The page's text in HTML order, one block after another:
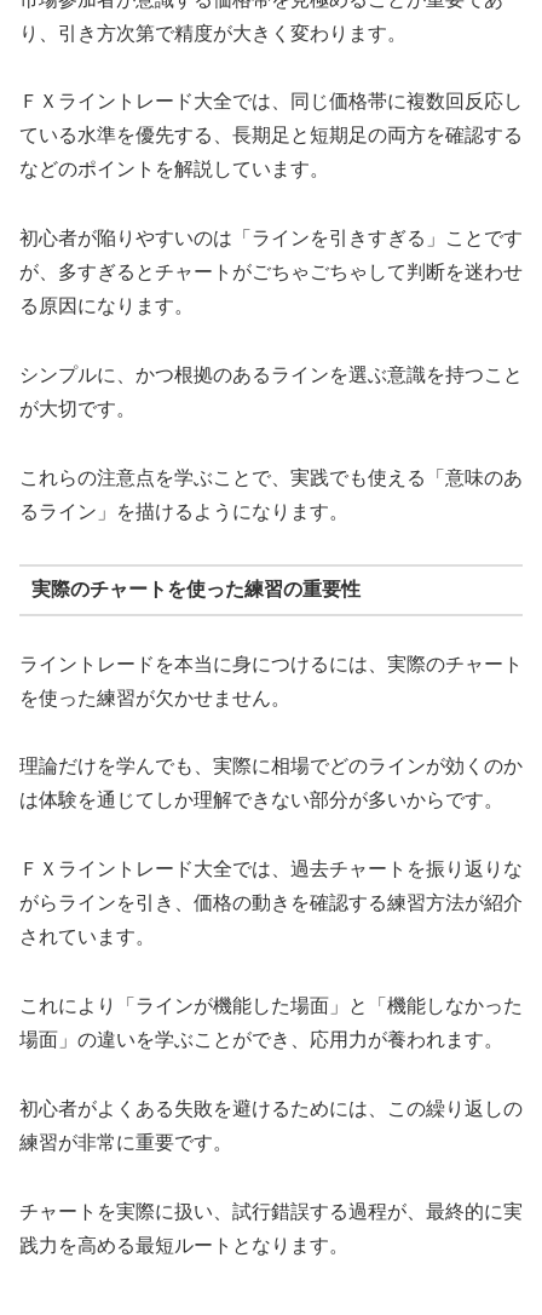
り、引き方次第で精度が大きく変わります。
ＦＸライントレード大全では、同じ価格帯に複数回反応し
ている水準を優先する、長期足と短期足の両方を確認する
などのポイントを解説しています。
初心者が陥りやすいのは「ラインを引きすぎる」ことです
が、多すぎるとチャートがごちゃごちゃして判断を迷わせ
る原因になります。
シンプルに、かつ根拠のあるラインを選ぶ意識を持つこと
が大切です。
これらの注意点を学ぶことで、実践でも使える「意味のあ
るライン」を描けるようになります。
実際のチャートを使った練習の重要性
ライントレードを本当に身につけるには、実際のチャート
を使った練習が欠かせません。
理論だけを学んでも、実際に相場でどのラインが効くのか
は体験を通じてしか理解できない部分が多いからです。
ＦＸライントレード大全では、過去チャートを振り返りな
がらラインを引き、価格の動きを確認する練習方法が紹介
されています。
これにより「ラインが機能した場面」と「機能しなかった
場面」の違いを学ぶことができ、応用力が養われます。
初心者がよくある失敗を避けるためには、この繰り返しの
練習が非常に重要です。
チャートを実際に扱い、試行錯誤する過程が、最終的に実
践力を高める最短ルートとなります。